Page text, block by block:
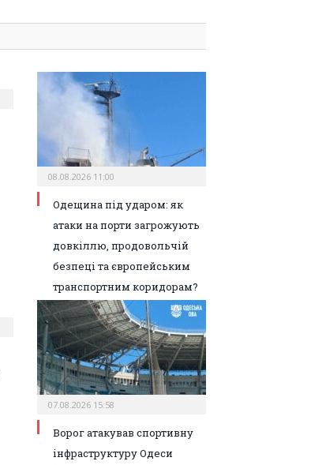
08.08.2026 11:00
Одещина під ударом: як
атаки на порти загрожують
довкіллю, продовольчій
безпеці та європейським
транспортним коридорам?
07.08.2026 15:58
Ворог атакував спортивну
інфраструктуру Одеси